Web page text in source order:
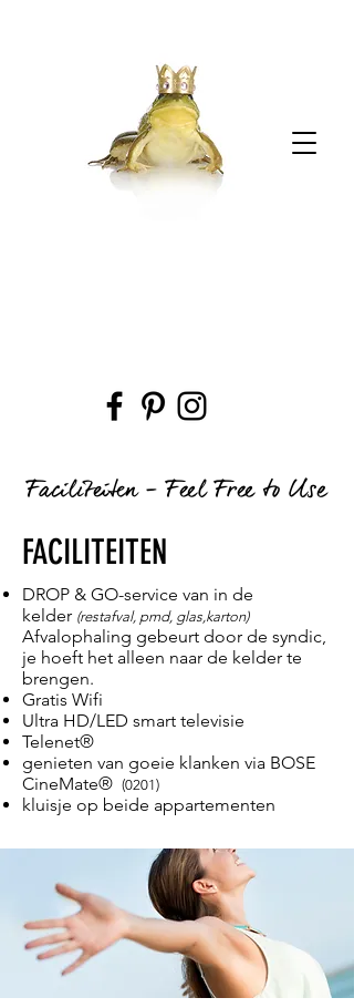
Faciliteiten - Feel Free to Use
FACILITEITEN
DROP & GO-service van in de
kelder (restafval, pmd, glas,karton)
Afvalophaling gebeurt door de syndic,
je hoeft het alleen naar de kelder te
brengen.
Gratis Wifi
Ultra HD/LED smart televisie
Telenet®
genieten van goeie klanken via BOSE
CineMate® (0201)
kluisje op beide appartementen